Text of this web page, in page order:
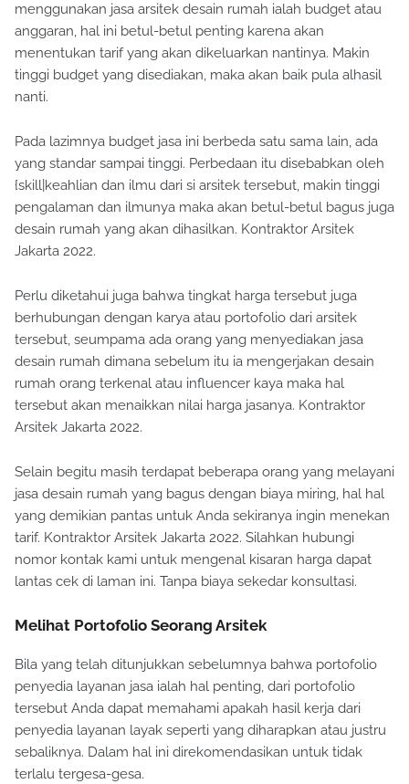
menggunakan jasa arsitek desain rumah ialah budget atau
anggaran, hal ini betul-betul penting karena akan
menentukan tarif yang akan dikeluarkan nantinya. Makin
tinggi budget yang disediakan, maka akan baik pula alhasil
nanti.
Pada lazimnya budget jasa ini berbeda satu sama lain, ada
yang standar sampai tinggi. Perbedaan itu disebabkan oleh
{skill|keahlian dan ilmu dari si arsitek tersebut, makin tinggi
pengalaman dan ilmunya maka akan betul-betul bagus juga
desain rumah yang akan dihasilkan. Kontraktor Arsitek
Jakarta 2022.
Perlu diketahui juga bahwa tingkat harga tersebut juga
berhubungan dengan karya atau portofolio dari arsitek
tersebut, seumpama ada orang yang menyediakan jasa
desain rumah dimana sebelum itu ia mengerjakan desain
rumah orang terkenal atau influencer kaya maka hal
tersebut akan menaikkan nilai harga jasanya. Kontraktor
Arsitek Jakarta 2022.
Selain begitu masih terdapat beberapa orang yang melayani
jasa desain rumah yang bagus dengan biaya miring, hal hal
yang demikian pantas untuk Anda sekiranya ingin menekan
tarif. Kontraktor Arsitek Jakarta 2022. Silahkan hubungi
nomor kontak kami untuk mengenal kisaran harga dapat
lantas cek di laman ini. Tanpa biaya sekedar konsultasi.
Melihat Portofolio Seorang Arsitek
Bila yang telah ditunjukkan sebelumnya bahwa portofolio
penyedia layanan jasa ialah hal penting, dari portofolio
tersebut Anda dapat memahami apakah hasil kerja dari
penyedia layanan layak seperti yang diharapkan atau justru
sebaliknya. Dalam hal ini direkomendasikan untuk tidak
terlalu tergesa-gesa.